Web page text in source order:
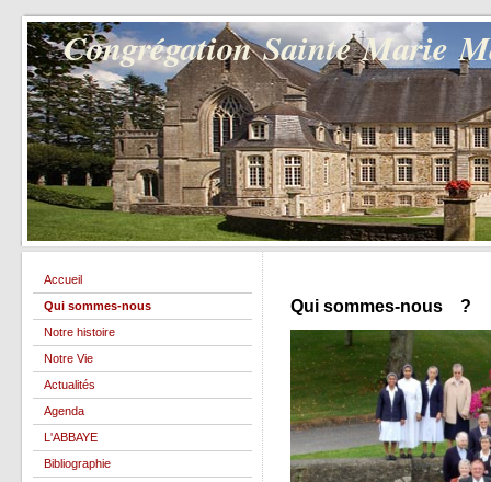
Congrégation Sainte Marie
Accueil
Qui sommes-nous
Notre histoire
Notre Vie
Actualités
Agenda
L'ABBAYE
Bibliographie
Qui sommes-nous ?